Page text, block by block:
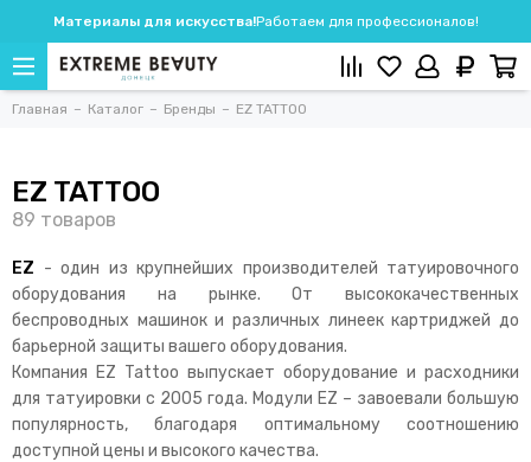
Материалы для искусства!Работаем для профессионалов!
Главная Каталог Бренды EZ TATTOO
EZ TATTOO
EZ - один из крупнейших производителей татуировочного
оборудования на рынке. От высококачественных
беспроводных машинок и различных линеек картриджей до
барьерной защиты вашего оборудования.
Компания EZ Tattoo выпускает оборудование и расходники
для татуировки с 2005 года. Модули EZ – завоевали большую
популярность, благодаря оптимальному соотношению
доступной цены и высокого качества.